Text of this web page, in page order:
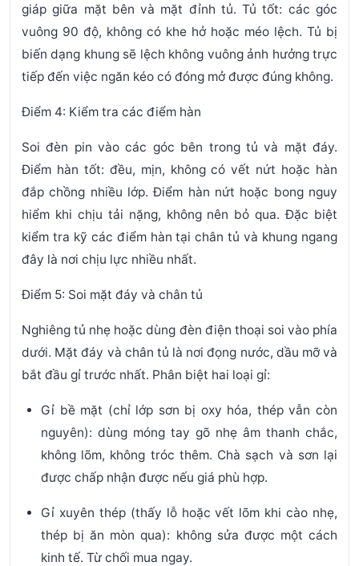
giáp giữa mặt bên và mặt đỉnh tủ. Tủ tốt: các góc
vuông 90 độ, không có khe hở hoặc méo lệch. Tủ bị
biến dạng khung sẽ lệch không vuông ảnh hưởng trực
tiếp đến việc ngăn kéo có đóng mở được đúng không.
Điểm 4: Kiểm tra các điểm hàn
Soi đèn pin vào các góc bên trong tủ và mặt đáy.
Điểm hàn tốt: đều, mịn, không có vết nứt hoặc hàn
đắp chồng nhiều lớp. Điểm hàn nứt hoặc bong nguy
hiểm khi chịu tải nặng, không nên bỏ qua. Đặc biệt
kiểm tra kỹ các điểm hàn tại chân tủ và khung ngang
đây là nơi chịu lực nhiều nhất.
Điểm 5: Soi mặt đáy và chân tủ
Nghiêng tủ nhẹ hoặc dùng đèn điện thoại soi vào phía
dưới. Mặt đáy và chân tủ là nơi đọng nước, dầu mỡ và
bắt đầu gỉ trước nhất. Phân biệt hai loại gỉ:
Gỉ bề mặt (chỉ lớp sơn bị oxy hóa, thép vẫn còn
nguyên): dùng móng tay gõ nhẹ âm thanh chắc,
không lõm, không tróc thêm. Chà sạch và sơn lại
được chấp nhận được nếu giá phù hợp.
Gỉ xuyên thép(thấy lỗ hoặc vết lõm khi cào nhẹ,
thép bị ăn mòn qua): không sửa được một cách
kinh tế. Từ chối mua ngay.